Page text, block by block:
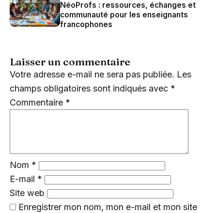
NéoProfs : ressources, échanges et
communauté pour les enseignants
francophones
Laisser un commentaire
Votre adresse e-mail ne sera pas publiée. Les
champs obligatoires sont indiqués avec *
Commentaire *
Nom *
E-mail *
Site web
Enregistrer mon nom, mon e-mail et mon site